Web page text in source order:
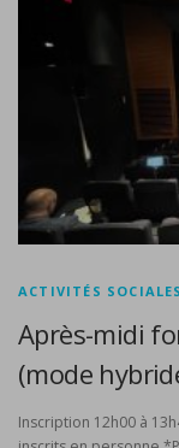
ACTIVITÉS SOCIALES
Après-midi
(mode
Inscription 12h00 à